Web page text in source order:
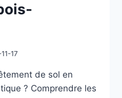
17
de sol en
? Comprendre les